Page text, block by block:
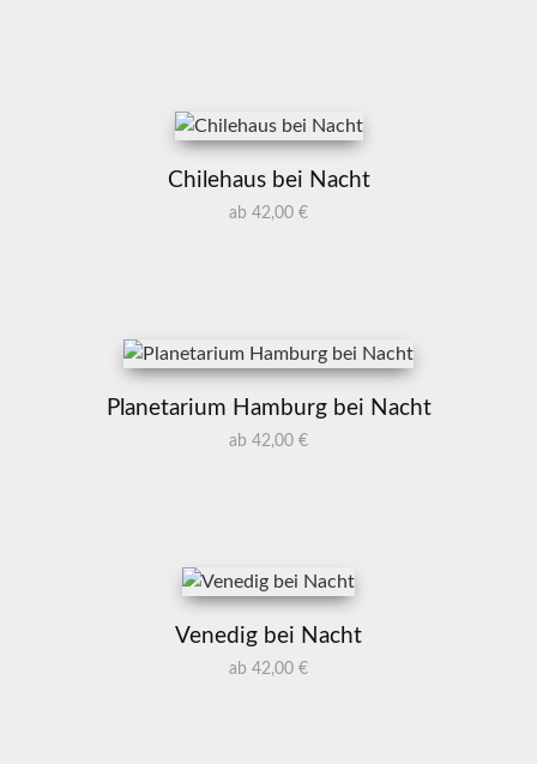
Chilehaus bei Nacht
ab 42,00 €
Planetarium Hamburg bei Nacht
ab 42,00 €
Venedig bei Nacht
ab 42,00 €